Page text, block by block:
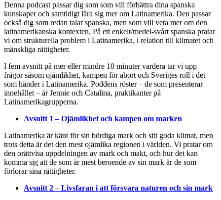
Denna podcast passar dig som som vill förbättra dina spanska
kunskaper och samtidigt lära sig mer om Latinamerika. Den passar
också dig som redan talar spanska, men som vill veta mer om den
latinamerikanska kontexten. På ett enkelt/medel-svårt spanska pratar
vi om strukturella problem i Latinamerika, i relation till klimatet och
mänskliga rättigheter.
I fem avsnitt på mer eller mindre 10 minuter vardera tar vi upp
frågor såsom ojämlikhet, kampen för abort och Sveriges roll i det
som händer i Latinamerika. Poddens röster – de som presenterar
innehållet – är Jennie och Catalina, praktikanter på
Latinamerikagrupperna.
Avsnitt 1 – Ojämlikhet och kampen om marken
Latinamerika är känt för sin bördiga mark och sitt goda klimat, men
trots detta är det den mest ojämlika regionen i världen. Vi pratar om
den orättvisa uppdelningen av mark och makt, och hur det kan
komma sig att de som är mest beroende av sin mark är de som
förlorar sina rättigheter.
Avsnitt 2 – Livsfaran i att försvara naturen och sin mark